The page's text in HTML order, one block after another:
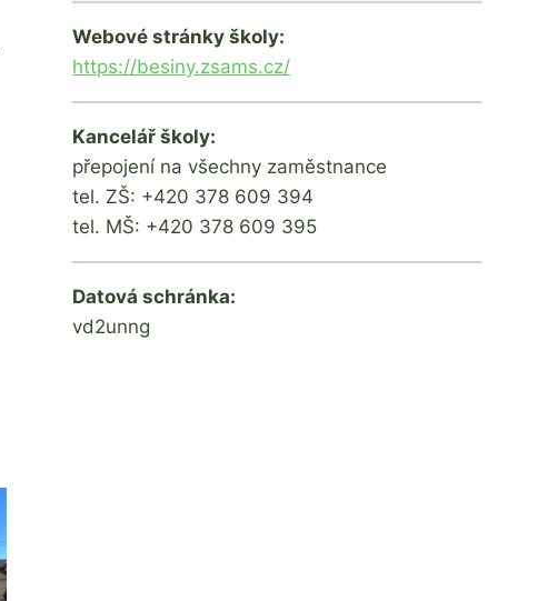
Webové stránky školy:
https://besiny.zsams.cz/
Kancelář školy:
přepojení na všechny zaměstnance
tel. ZŠ: +420 378 609 394
tel. MŠ: +420 378 609 395
Datová schránka:
vd2unng